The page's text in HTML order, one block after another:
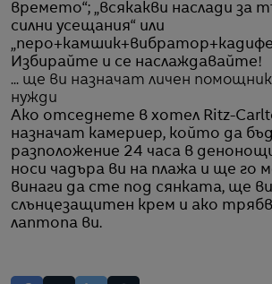
времето“; „всякакви наслади за
силни усещания“ или
Избирайте и се наслаждавайте!
... ще ви назначат личен помощник
нужди
Ако отседнете в хотел Ritz-
назначат камериер, който да
разположение 24 часа в
носи чадъра ви на плажа и ще го
винаги да сте под сянката, ще
слънцезащитен крем и ако
лаптопа ви.